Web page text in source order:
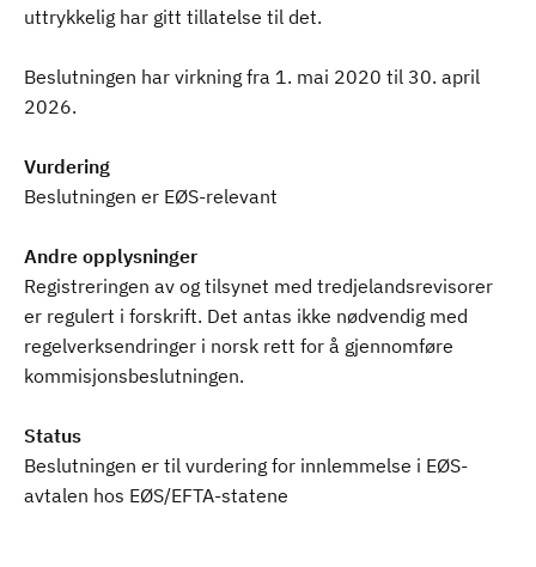
uttrykkelig har gitt tillatelse til det.
Beslutningen har virkning fra 1. mai 2020 til 30. april
2026.
Vurdering
Beslutningen er EØS-relevant
Andre opplysninger
Registreringen av og tilsynet med tredjelandsrevisorer
er regulert i forskrift. Det antas ikke nødvendig med
regelverksendringer i norsk rett for å gjennomføre
kommisjonsbeslutningen.
Status
Beslutningen er til vurdering for innlemmelse i EØS-
avtalen hos EØS/EFTA-statene